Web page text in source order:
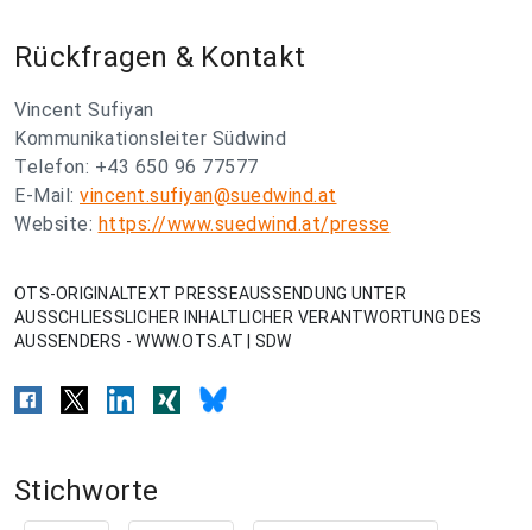
Rückfragen & Kontakt
Vincent Sufiyan
Kommunikationsleiter Südwind
Telefon: +43 650 96 77577
E-Mail: vincent.sufiyan@suedwind.at
Website: https://www.suedwind.at/presse
OTS-ORIGINALTEXT PRESSEAUSSENDUNG UNTER
AUSSCHLIESSLICHER INHALTLICHER VERANTWORTUNG DES
AUSSENDERS - WWW.OTS.AT | SDW
Stichworte